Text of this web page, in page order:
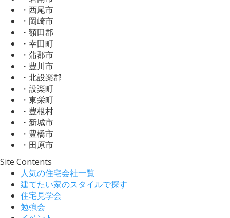
・西尾市
・岡崎市
・額田郡
・幸田町
・蒲郡市
・豊川市
・北設楽郡
・設楽町
・東栄町
・豊根村
・新城市
・豊橋市
・田原市
Site Contents
人気の住宅会社一覧
建てたい家のスタイルで探す
住宅見学会
勉強会